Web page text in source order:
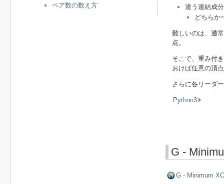
ペア数の数え方
違う連結成
どちらか
難しいのは、通
点。
そこで、重み付
おけば任意の頂
さらに各リーダ
Python3
G -
G - Minimum